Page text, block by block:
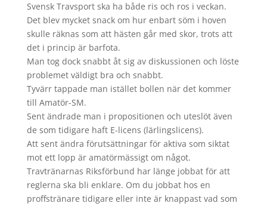
Svensk Travsport ska ha både ris och ros i veckan.
Det blev mycket snack om hur enbart söm i hoven
skulle räknas som att hästen går med skor, trots att
det i princip är barfota.
Man tog dock snabbt åt sig av diskussionen och löste
problemet väldigt bra och snabbt.
Tyvärr tappade man istället bollen när det kommer
till Amatör-SM.
Sent ändrade man i propositionen och uteslöt även
de som tidigare haft E-licens (lärlingslicens).
Att sent ändra förutsättningar för aktiva som siktat
mot ett lopp är amatörmässigt om något.
Travtränarnas Riksförbund har länge jobbat för att
reglerna ska bli enklare. Om du jobbat hos en
proffstränare tidigare eller inte är knappast vad som